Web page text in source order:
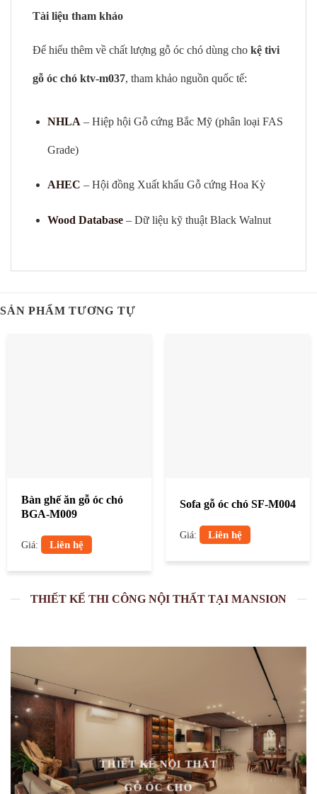
Tài liệu tham khảo
Để hiểu thêm về chất lượng gỗ óc chó dùng cho kệ tivi
gỗ óc chó ktv-m037, tham khảo nguồn quốc tế:
NHLA – Hiệp hội Gỗ cứng Bắc Mỹ (phân loại FAS
Grade)
AHEC – Hội đồng Xuất khẩu Gỗ cứng Hoa Kỳ
Wood Database– Dữ liệu kỹ thuật Black Walnut
SẢN PHẨM TƯƠNG TỰ
Bàn ghế ăn gỗ óc chó
BGA-M009
Giá: Liên hệ
Sofa gỗ óc chó SF-M004
Giá: Liên hệ
THIẾT KẾ THI CÔNG NỘI THẤT TẠI MANSION
THIẾT KẾ NỘI THẤT
GỖ ÓC CHÓ